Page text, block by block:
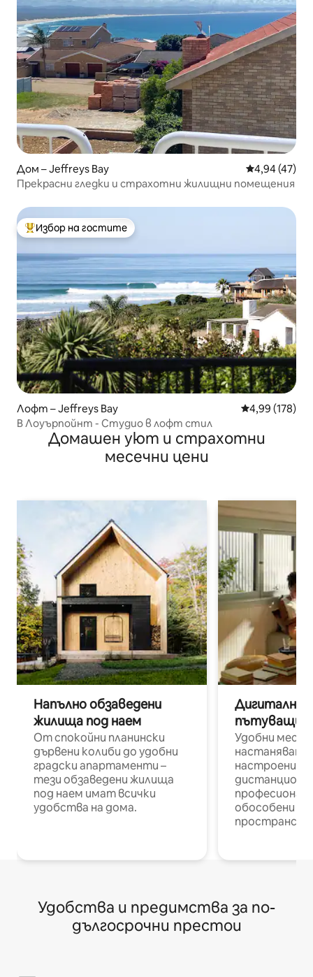
Дом – Jeffreys Bay Средна
4,94 (47)
Прекрасни гледки и страхотни жилищни помещения
Най-популярен избор на гостите
Избор на гостите
Лофт – Jeffreys Bay Средна
4,99 (178)
В Лоуърпойнт - Студио в лофт стил
Домашен уют и страхотни
месечни цени
Напълно обзаведени
жилища под наем
От спокойни планински
дървени колиби до удобни
градски апартаменти –
тези обзаведени жилища
под наем имат всички
удобства на дома.
Дигитални
пътуващи
Удобни
настаняване
настроени и
обособени
Удобства и предимства за по-
дългосрочни престои